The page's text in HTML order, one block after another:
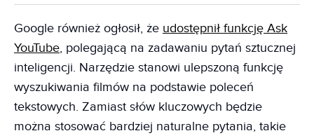
Google również ogłosił, że udostępnił funkcję Ask
YouTube, polegającą na zadawaniu pytań sztucznej
inteligencji. Narzędzie stanowi ulepszoną funkcję
wyszukiwania filmów na podstawie poleceń
tekstowych. Zamiast słów kluczowych będzie
można stosować bardziej naturalne pytania, takie